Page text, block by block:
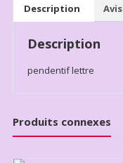
Description
Description
pendentif lettre
Produits connexes